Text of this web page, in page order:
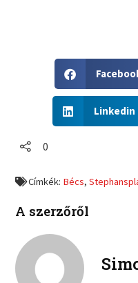
h
a
r
e
b
o
h
a
n
i
k
Linkedin
0
Címkék: Bécs,
A szerzőről